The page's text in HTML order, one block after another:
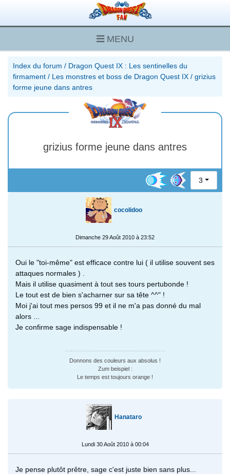
MENU
Index du forum / Dragon Quest IX : Les sentinelles du
firmament / Les monstres et boss de Dragon Quest IX / grizius
forme jeune dans antres
grizius forme jeune dans antres
3
cocolidoo
Dimanche 29 Août 2010 à 23:52
Oui le "toi-même" est efficace contre lui ( il utilise souvent ses
attaques normales ) .
Mais il utilise quasiment à tout ses tours pertubonde !
Le tout est de bien s'acharner sur sa tête ^^" !
Moi j'ai tout mes persos 99 et il ne m'a pas donné du mal
alors ...
Je confirme sage indispensable !
Donnons des couleurs aux absolus !
Zum beispiel :
Le temps est toujours orange !
Hanataro
Lundi 30 Août 2010 à 00:04
Je pense plutôt prêtre, sage c'est juste bien sans plus...